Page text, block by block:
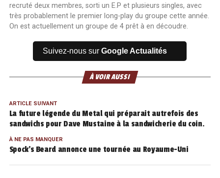
recruté deux membres, sorti un E.P et plusieurs singles, avec
très probablement le premier long-play du groupe cette année.
On est actuellement un groupe de 4 prêt à en découdre.
Suivez-nous surGoogle Actualités
À VOIR AUSSI
ARTICLE SUIVANT
La future légende du Metal qui préparait autrefois des
sandwichs pour Dave Mustaine à la sandwicherie du coin.
À NE PAS MANQUER
Spock’s Beard annonce une tournée au Royaume-Uni